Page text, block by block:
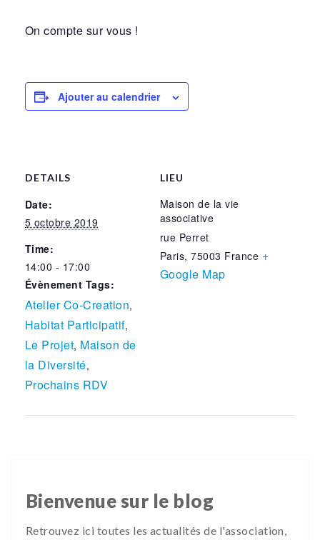
On compte sur vous !
Ajouter au calendrier
DETAILS
Date:
5 octobre 2019
Time:
14:00 - 17:00
Évènement Tags:
Atelier Co-Creation,
Habitat Participatif,
Le Projet, Maison de
la Diversité,
Prochains RDV
LIEU
Maison de la vie
associative
rue Perret
Paris, 75003 France +
Google Map
Bienvenue sur le blog
Retrouvez ici toutes les actualités de l'association,